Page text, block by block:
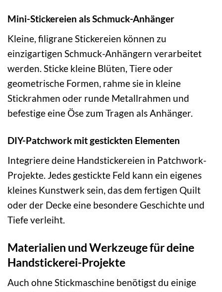
Mini-Stickereien als Schmuck-Anhänger
Kleine, filigrane Stickereien können zu
einzigartigen Schmuck-Anhängern verarbeitet
werden. Sticke kleine Blüten, Tiere oder
geometrische Formen, rahme sie in kleine
Stickrahmen oder runde Metallrahmen und
befestige eine Öse zum Tragen als Anhänger.
DIY-Patchwork mit gestickten Elementen
Integriere deine Handstickereien in Patchwork-
Projekte. Jedes gestickte Feld kann ein eigenes
kleines Kunstwerk sein, das dem fertigen Quilt
oder der Decke eine besondere Geschichte und
Tiefe verleiht.
Materialien und Werkzeuge für deine
Handstickerei-Projekte
Auch ohne Stickmaschine benötigst du einige